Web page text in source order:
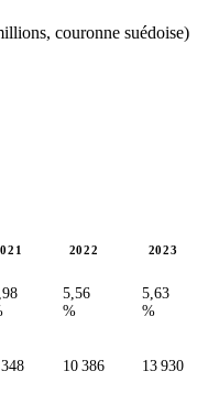
couronne suédoise)
2022 2023
5,56
%
5,63
%
10 386 13 930